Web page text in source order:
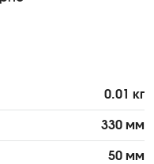
0.01 кг
330 мм
50 мм